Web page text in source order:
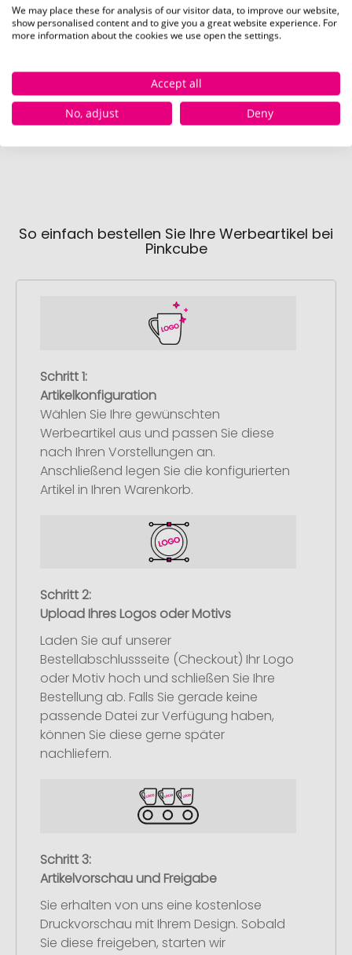
gelb
Sofort verfügbar
grün
Sofort verfügbar
So einfach bestellen Sie Ihre Werbeartikel bei
Pinkcube
Schritt 1:
Artikelkonfiguration
Wählen Sie Ihre gewünschten
Werbeartikel aus und passen Sie diese
nach Ihren Vorstellungen an.
Anschließend legen Sie die konfigurierten
Artikel in Ihren Warenkorb.
Schritt 2:
Upload Ihres Logos oder Motivs
Laden Sie auf unserer
Bestellabschlussseite (Checkout) Ihr Logo
oder Motiv hoch und schließen Sie Ihre
Bestellung ab. Falls Sie gerade keine
passende Datei zur Verfügung haben,
können Sie diese gerne später
nachliefern.
Schritt 3:
Artikelvorschau und Freigabe
Sie erhalten von uns eine kostenlose
Druckvorschau mit Ihrem Design. Sobald
Sie diese freigeben, starten wir
We may place these for analysis of our visitor data, to improve our website,
show personalised content and to give you a great website experience. For
more information about the cookies we use open the settings.
Accept all
No, adjust
Deny